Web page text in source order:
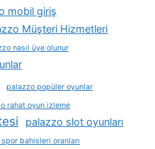
mobil giriş
Müşteri Hizmetleri
nasıl üye olunur
palazzo popüler oyunlar
rahat oyun i̇zleme
palazzo slot oyunları
bahisleri oranları